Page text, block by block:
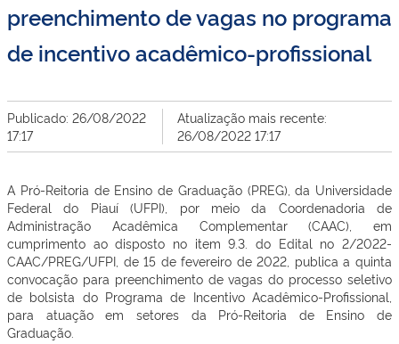
preenchimento de vagas no programa
de incentivo acadêmico-profissional
Publicado: 26/08/2022
17:17
Atualização mais recente:
26/08/2022 17:17
A Pró-Reitoria de Ensino de Graduação (PREG), da Universidade
Federal do Piauí (UFPI), por meio da Coordenadoria de
Administração Acadêmica Complementar (CAAC), em
cumprimento ao disposto no item 9.3. do Edital no 2/2022-
CAAC/PREG/UFPI, de 15 de fevereiro de 2022, publica a quinta
convocação para preenchimento de vagas do processo seletivo
de bolsista do Programa de Incentivo Acadêmico-Profissional,
para atuação em setores da Pró-Reitoria de Ensino de
Graduação.